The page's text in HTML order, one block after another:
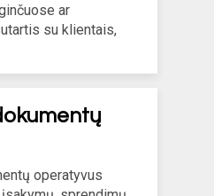
ar
su klientais,
operatyvus